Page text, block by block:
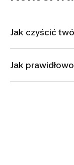
Jak czyścić
Jak